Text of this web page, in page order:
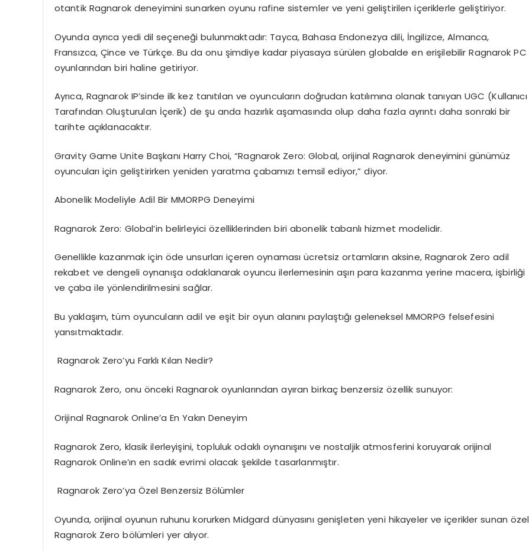
otantik Ragnarok deneyimini sunarken oyunu rafine sistemler ve yeni geliştirilen içeriklerle geliştiriyor.
Oyunda ayrıca yedi dil seçeneği bulunmaktadır: Tayca, Bahasa Endonezya dili, İngilizce, Almanca,
Fransızca, Çince ve Türkçe. Bu da onu şimdiye kadar piyasaya sürülen globalde en erişilebilir Ragnarok PC
oyunlarından biri haline getiriyor.
Ayrıca, Ragnarok IP’sinde ilk kez tanıtılan ve oyuncuların doğrudan katılımına olanak tanıyan UGC (Kullanıcı
Tarafından Oluşturulan İçerik) de şu anda hazırlık aşamasında olup daha fazla ayrıntı daha sonraki bir
tarihte açıklanacaktır.
Gravity Game Unite Başkanı Harry Choi, “Ragnarok Zero: Global, orijinal Ragnarok deneyimini günümüz
oyuncuları için geliştirirken yeniden yaratma çabamızı temsil ediyor,” diyor.
Abonelik Modeliyle Adil Bir MMORPG Deneyimi
Ragnarok Zero: Global’in belirleyici özelliklerinden biri abonelik tabanlı hizmet modelidir.
Genellikle kazanmak için öde unsurları içeren oynaması ücretsiz ortamların aksine, Ragnarok Zero adil
rekabet ve dengeli oynanışa odaklanarak oyuncu ilerlemesinin aşırı para kazanma yerine macera, işbirliği
ve çaba ile yönlendirilmesini sağlar.
Bu yaklaşım, tüm oyuncuların adil ve eşit bir oyun alanını paylaştığı geleneksel MMORPG felsefesini
yansıtmaktadır.
Ragnarok Zero’yu Farklı Kılan Nedir?
Ragnarok Zero, onu önceki Ragnarok oyunlarından ayıran birkaç benzersiz özellik sunuyor:
Orijinal Ragnarok Online’a En Yakın Deneyim
Ragnarok Zero, klasik ilerleyişini, topluluk odaklı oynanışını ve nostaljik atmosferini koruyarak orijinal
Ragnarok Online’ın en sadık evrimi olacak şekilde tasarlanmıştır.
Ragnarok Zero’ya Özel Benzersiz Bölümler
Oyunda, orijinal oyunun ruhunu korurken Midgard dünyasını genişleten yeni hikayeler ve içerikler sunan özel
Ragnarok Zero bölümleri yer alıyor.